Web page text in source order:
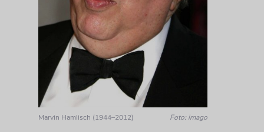
Marvin Hamlisch (1944–2012) Foto: imago